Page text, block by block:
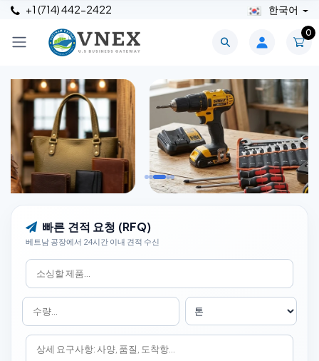
+1 (714) 442-2422 한국어
0
빠른 견적 요청 (RFQ)
베트남 공장에서 24시간 이내 견적 수신